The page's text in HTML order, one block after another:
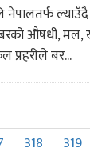
नेपालतर्फ
औषधी,
प्रहरीले बर...
318 319